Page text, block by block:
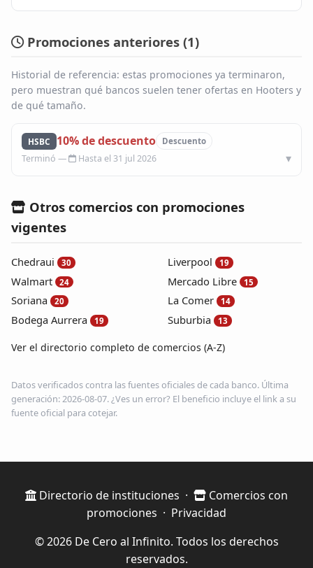
Promociones anteriores (1)
Historial de referencia: estas promociones ya terminaron,
pero muestran qué bancos suelen tener ofertas en Hooters y
de qué tamaño.
HSBC 10% de descuento Descuento
Hasta el 31 jul 2026
Otros comercios con promociones
vigentes
Chedraui 30
Walmart 24
Soriana 20
Bodega Aurrera 19
Liverpool 19
Mercado Libre 15
La Comer 14
Suburbia 13
Ver el directorio completo de comercios (A-Z)
Datos verificados contra las fuentes oficiales de cada banco. Última
generación: 2026-08-07. ¿Ves un error? El beneficio incluye el link a su
fuente oficial para cotejar.
Directorio de instituciones ·
Comercios con
promociones · Privacidad
© 2026 De Cero al Infinito. Todos los derechos
reservados.